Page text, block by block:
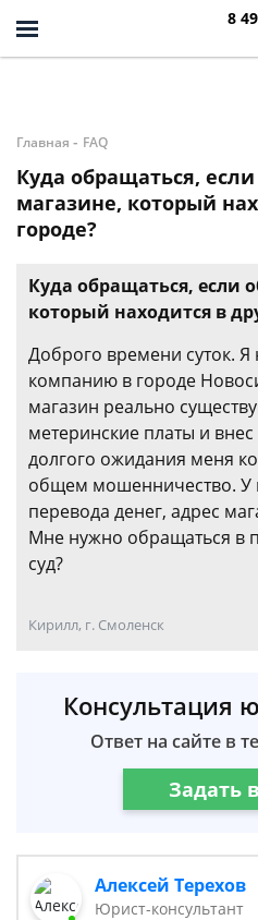
8
Главная - FAQ
Куда обращаться,
магазине, который
городе?
Куда обращаться, если
который находится в
Доброго времени суток.
компанию в городе
магазин реально
метеринские платы и
долгого ожидания меня
общем мошенничество. У
перевода денег, адрес
Мне нужно обращаться в
суд?
Кирилл, г. Смоленск
Консультация
Ответ на сайте в
Задать
Алексей Терехов
Юрист-консультант